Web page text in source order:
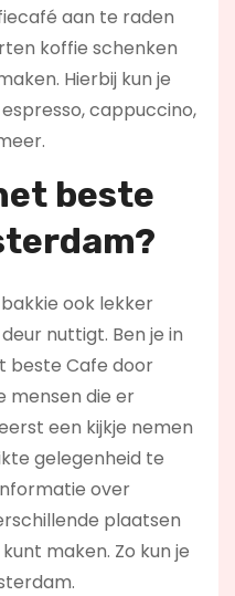
aan te raden
koffie schenken
Hierbij kun je
cappuccino,
beste
ook lekker
nuttigt. Ben je in
beste Cafe door
mensen die er
een kijkje nemen
gelegenheid te
over
plaatsen
maken. Zo kun je